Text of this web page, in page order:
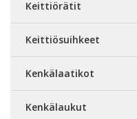
Keittiörätit
Keittiösuihkeet
Kenkälaatikot
Kenkälaukut